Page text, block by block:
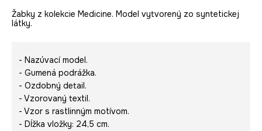
Žabky z kolekcie Medicine. Model vytvorený zo syntetickej
látky.
- Nazúvací model.
- Gumená podrážka.
- Ozdobný detail.
- Vzorovaný textil.
- Vzor s rastlinným motívom.
- Dĺžka vložky: 24,5 cm.